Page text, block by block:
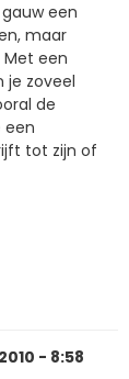
een
maar
een
je zoveel
de
een
tot zijn of
- 8:58